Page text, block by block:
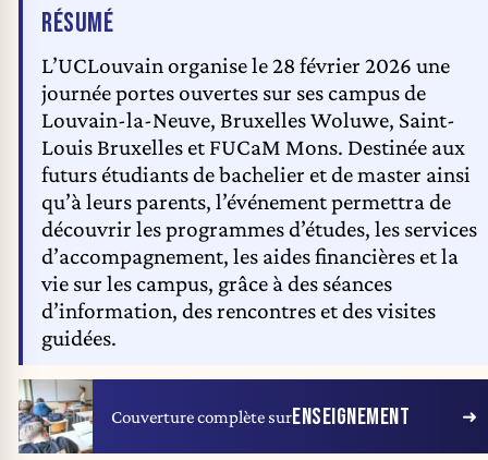
RÉSUMÉDE L'ARTICLE
L’UCLouvain organise le 28 février 2026 une
journée portes ouvertes sur ses campus de
Louvain-la-Neuve, Bruxelles Woluwe, Saint-
Louis Bruxelles et FUCaM Mons. Destinée aux
futurs étudiants de bachelier et de master ainsi
qu’à leurs parents, l’événement permettra de
découvrir les programmes d’études, les services
d’accompagnement, les aides financières et la
vie sur les campus, grâce à des séances
d’information, des rencontres et des visites
guidées.
Couverture complète surENSEIGNEMENT